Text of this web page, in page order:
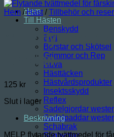
Hem
Till Hästen
Benskydd
Bett
Borstar och Skötsel
Grimmor och Rep
Huva
Hästtäcken
Hästvårdsprodukter
Insektsskydd
Reflex
Sadelgjordar
Sadelpaddar
Schabrak
Stigbyglar
Hem / Häst / Tillbehör och
MELP flytande
fårskinn
125 kr
Slut i lager
Beskrivning
MELP flytande tvättmedel för